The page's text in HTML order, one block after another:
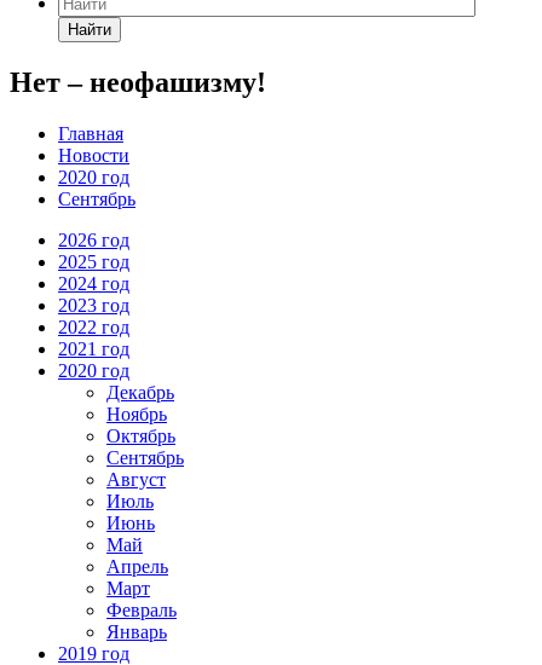
Найти
Нет – неофашизму!
Главная
Новости
2020 год
Сентябрь
2026 год
2025 год
2024 год
2023 год
2022 год
2021 год
2020 год
Декабрь
Ноябрь
Октябрь
Сентябрь
Август
Июль
Июнь
Май
Апрель
Март
Февраль
Январь
2019 год